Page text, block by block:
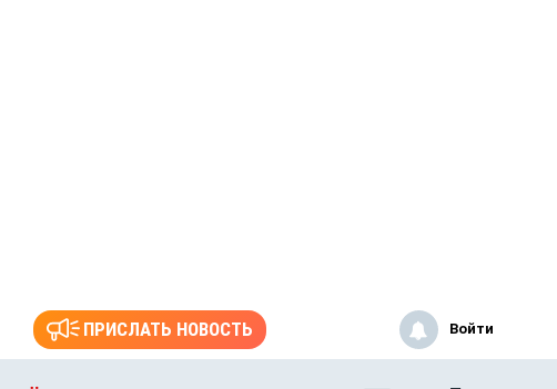
ПРИСЛАТЬ НОВОСТЬ Войти